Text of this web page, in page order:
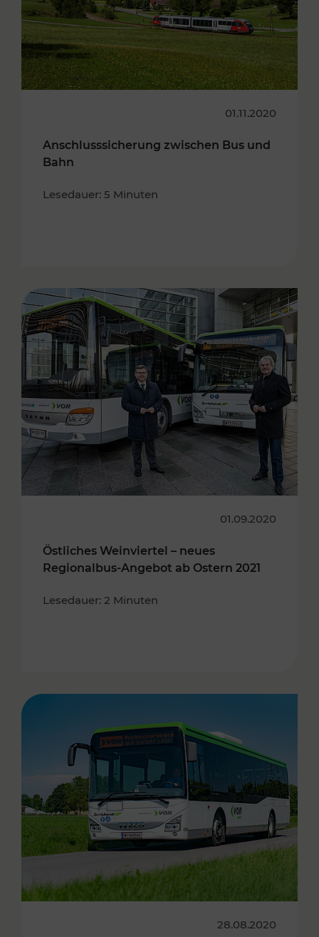
01.11.2020
Anschlusssicherung zwischen Bus und
Bahn
Lesedauer: 5 Minuten
01.09.2020
Östliches Weinviertel – neues
Regionalbus-Angebot ab Ostern 2021
Lesedauer: 2 Minuten
28.08.2020